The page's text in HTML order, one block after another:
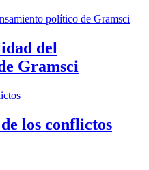
del
Gramsci
los conflictos